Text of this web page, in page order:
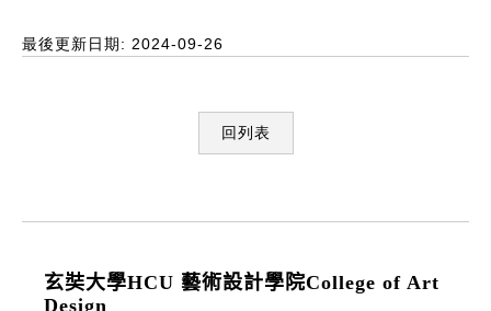
最後更新日期: 2024-09-26
回列表
玄奘大學HCU 藝術設計學院College of Art
Design